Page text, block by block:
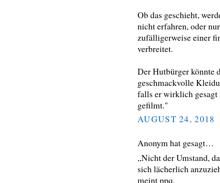
Ob das geschieht,
nicht erfahren, oder
zufälligerweise einer
verbreitet.
Der Hutbürger könnte
geschmackvolle
falls er wirklich
gefilmt."
AUGUST 24, 2018
Anonym hat gesagt…
„Nicht der Umstand,
sich lächerlich
meint ppq,